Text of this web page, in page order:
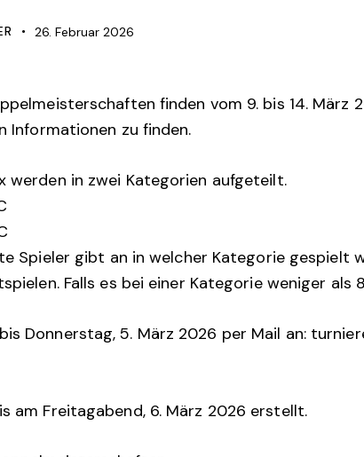
26. Februar 2026
finden vom 9. bis 14.
Informationen zu finden.
werden in zwei Kategorien aufgeteilt.
Spieler gibt an in welcher Kategorie gespielt
Falls es bei einer Kategorie weniger
Donnerstag, 5. März 2026 per Mail an:
am Freitagabend, 6. März 2026 erstellt.